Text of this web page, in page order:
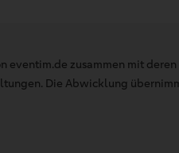
eventim.de zusammen mit
Die Abwicklung